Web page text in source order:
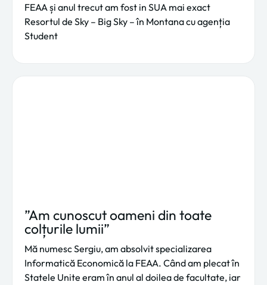
FEAA și anul trecut am fost in SUA mai exact
Resortul de Sky – Big Sky – în Montana cu agenția
Student
”Am cunoscut oameni din toate
colțurile lumii”
Mă numesc Sergiu, am absolvit specializarea
Informatică Economică la FEAA. Când am plecat în
Statele Unite eram în anul al doilea de facultate, iar